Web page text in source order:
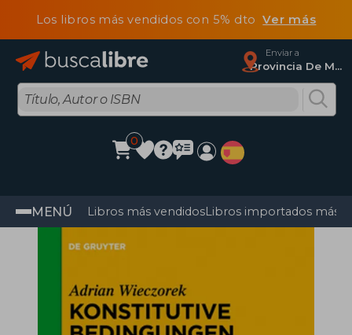
Los libros más vendidos con 5% dtoVer más
Enviar a
Provincia De Madrid
0
MENÚ Libros más vendidosLibros importados más